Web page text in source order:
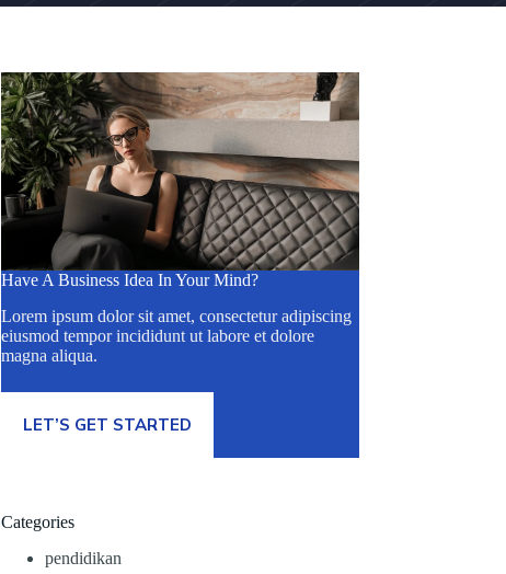
Have A Business Idea In Your Mind?
Lorem ipsum dolor sit amet, consectetur adipiscing
eiusmod tempor incididunt ut labore et dolore
magna aliqua.
LET’S GET STARTED
Categories
pendidikan